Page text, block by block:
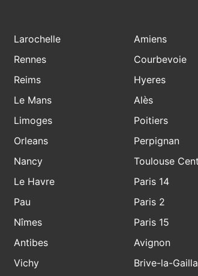
Larochelle
Rennes
Reims
Le Mans
Limoges
Orleans
Nancy
Le Havre
Pau
Nîmes
Antibes
Amiens
Courbevoie
Hyeres
Alès
Poitiers
Perpignan
Toulouse
Paris 14
Paris 2
Paris 15
Avignon
Vichy
Brive-la-